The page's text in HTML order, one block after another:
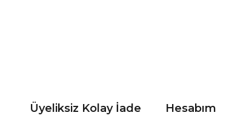
Üyeliksiz Kolay İade Hesabım